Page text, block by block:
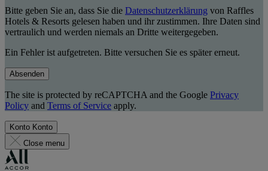
Bitte geben Sie an, dass Sie die Datenschutzerklärung von Raffles
Hotels & Resorts gelesen haben und ihr zustimmen. Ihre Daten sind
vertraulich und werden niemals an Dritte weitergegeben.
Ein Fehler ist aufgetreten. Bitte versuchen Sie es später erneut.
Absenden
The site is protected by reCAPTCHA and the Google Privacy
Policy and Terms of Service apply.
Konto Konto
Close menu